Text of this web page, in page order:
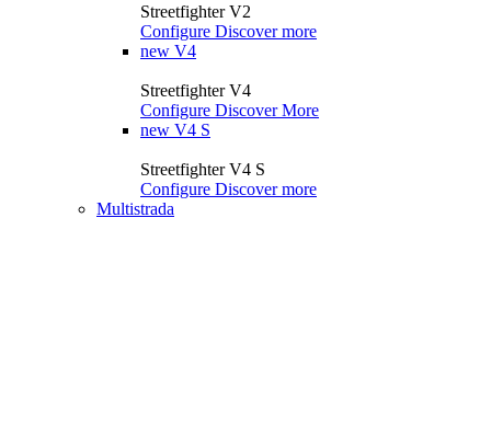
Streetfighter V2
Configure Discover more
new V4
Streetfighter V4
Configure Discover More
new V4 S
Streetfighter V4 S
Configure Discover more
Multistrada